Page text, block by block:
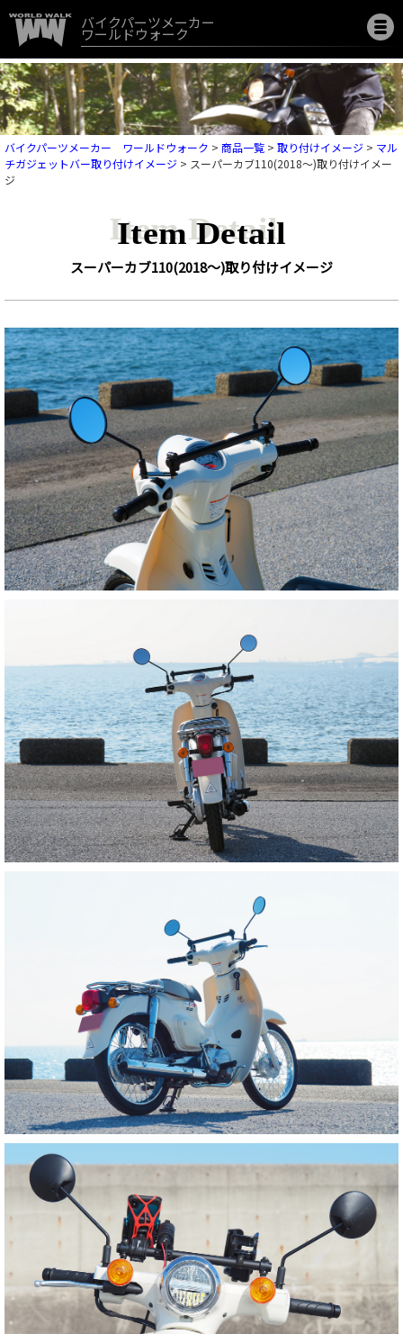
バイクパーツメーカー
ワールドウォーク
バイクパーツメーカー ワールドウォーク > 商品一覧 > 取り付けイメージ > マル
チガジェットバー取り付けイメージ > スーパーカブ110(2018～)取り付けイメー
ジ
Item Detail
スーパーカブ110(2018～)取り付けイメージ